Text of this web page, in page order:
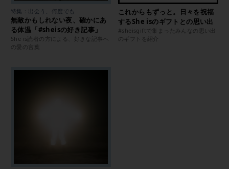
特集：出会う、何度でも
無敵かもしれない夜、確かにあ
る体温「#sheisの好き記事」
She is読者の方による、好きな記事へ
の愛の言葉
これからもずっと。日々を祝福
するShe isのギフトとの思い出
#sheisgiftで集まったみんなの思い出
のギフトを紹介